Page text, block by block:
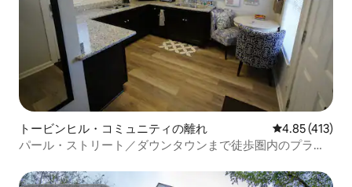
トービンヒル・コミュニティの離れ レビュー413
4.85 (413)
パール・ストリート／ダウンタウンまで徒歩圏内のプライ